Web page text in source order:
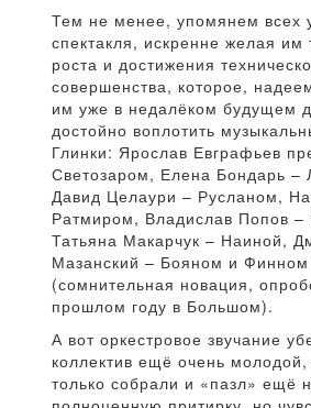
Тем не менее, упомянем всех
спектакля, искренне желая им
роста и достижения
совершенства, которое,
им уже в недалёком будущем
достойно воплотить
Глинки: Ярослав Евграфьев
Светозаром, Елена Бондарь –
Давид Целаури – Русланом,
Ратмиром, Владислав Попов
Татьяна Макарчук – Наиной,
Мазанский – Бояном и
(сомнительная новация,
прошлом году в Большом).
А вот оркестровое звучание
коллектив ещё очень молодой,
только собрали и «пазл» ещё